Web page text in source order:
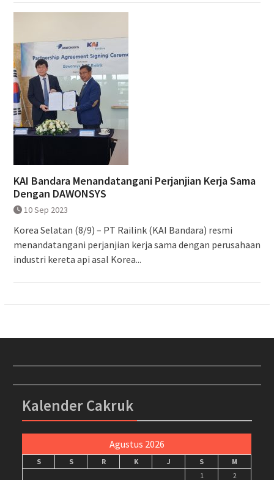
KAI Bandara Menandatangani Perjanjian Kerja Sama
Dengan DAWONSYS
10 Sep 2023
Korea Selatan (8/9) – PT Railink (KAI Bandara) resmi
menandatangani perjanjian kerja sama dengan perusahaan
industri kereta api asal Korea...
Kalender Cakruk
Agustus 2026
S S R K J S
M
1
2